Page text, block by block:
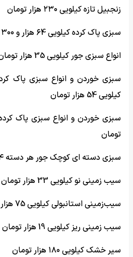
زنجبیل تازه کیلویی ۲۳۰ هزار تومان
سبزی پاک کرده کیلویی ۶4 هزار و ۳۰۰ تومان
انواع سبزی جور کیلویی 35 هزار تومان
کیلویی 54 هزار تومان
تومان
سبزی دسته ای کوچک جور هر دسته ۴ هزار و 700 تومان
سیب زمینی نو کیلویی 33 هزار تومان
سیب‌زمینی استانبولی کیلویی 75 هزار تومان
سیب زمینی ریز کیلویی 19 هزار تومان
سیر خشک کیلویی ۱۸۰ هزار تومان